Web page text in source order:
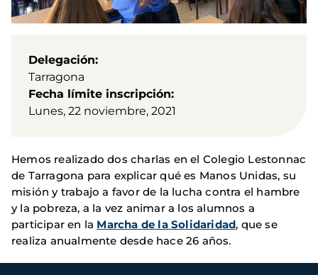
Delegación
Tarragona
Fecha límite inscripción
Lunes, 22 noviembre, 2021
Hemos realizado dos charlas en el Colegio Lestonnac
de Tarragona para explicar qué es Manos Unidas, su
misión y trabajo a favor de la lucha contra el hambre
y la pobreza, a la vez animar a los alumnos a
participar en la Marcha de la Solidaridad, que se
realiza anualmente desde hace 26 años.